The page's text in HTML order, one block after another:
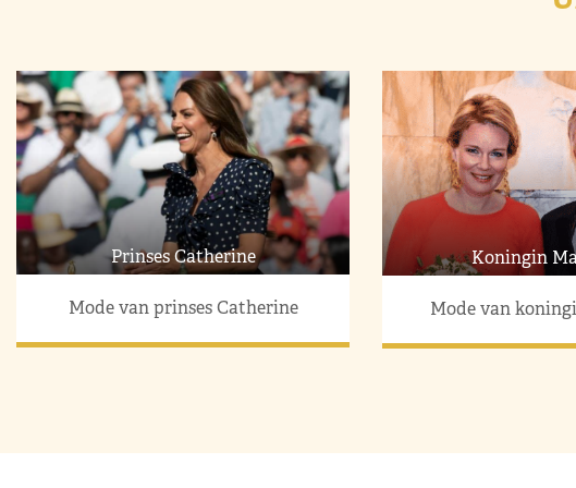
Prinses Catherine
Mode van prinses Catherine
Koningin
Mode van